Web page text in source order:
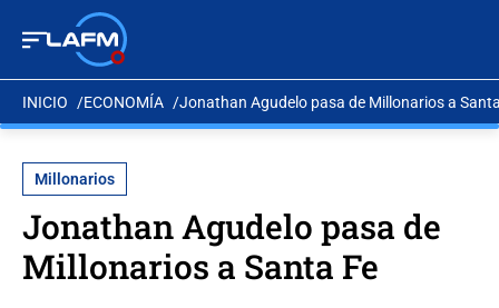
INICIO ECONOMÍA Jonathan Agudelo pasa de Millonarios a
Millonarios
Jonathan Agudelo pasa de
Millonarios a Santa Fe